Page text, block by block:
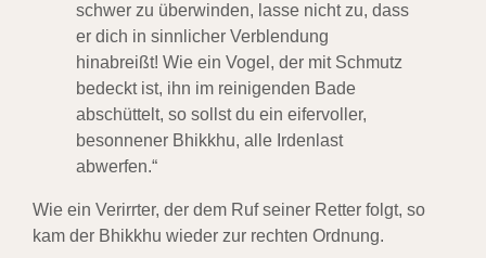
schwer zu überwinden, lasse nicht zu, dass
er dich in sinnlicher Verblendung
hinabreißt! Wie ein Vogel, der mit Schmutz
bedeckt ist, ihn im reinigenden Bade
abschüttelt, so sollst du ein eifervoller,
besonnener Bhikkhu, alle Irdenlast
abwerfen.“
Wie ein Verirrter, der dem Ruf seiner Retter folgt, so
kam der Bhikkhu wieder zur rechten Ordnung.